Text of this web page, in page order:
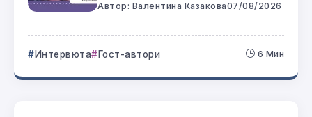
Автор: Валентина Казакова07/08/2026
Интервюта Гост-автори 6 Мин